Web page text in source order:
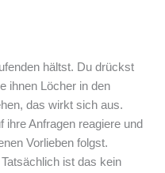
hältst. Du drückst
ihnen Löcher in den
das wirkt sich aus.
Anfragen reagiere und
Vorlieben folgst.
ist das kein